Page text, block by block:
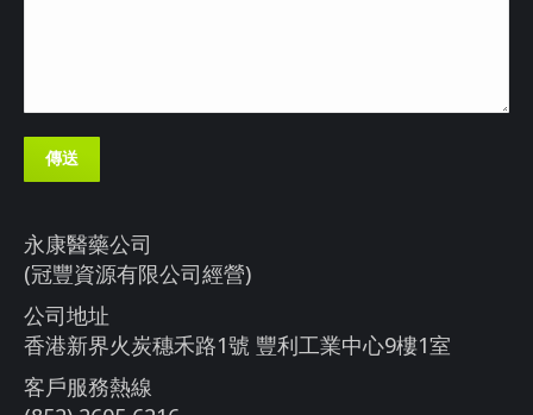
傳送
永康醫藥公司
(冠豐資源有限公司經營)
公司地址
香港新界火炭穗禾路1號 豐利工業中心9樓1室
客戶服務熱線